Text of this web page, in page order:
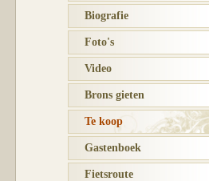
Biografie
Foto's
Video
Brons gieten
Te koop
Gastenboek
Fietsroute